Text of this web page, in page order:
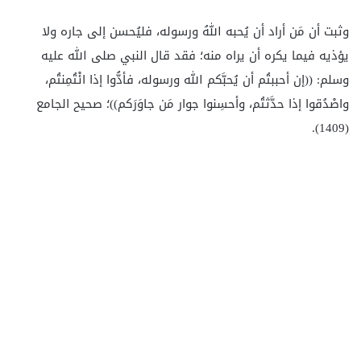
وثبت أن مَن أراد أن يُحبه اللهُ ورسوله، فليُحسن إلى جاره ولا
يؤذيه فيما يكره أن يراه منه؛ فقد قال النبي صلى الله عليه
وسلم: ((إن أحببتُم أن يُحبَّكم الله ورسوله، فأدُّوا إذا ائْتُمِنتُم،
واصْدُقوا إذا حدَّثتُم، وأحسِنوا جوار مَن جاوَرَكم))؛ صحيح الجامع
(1409).